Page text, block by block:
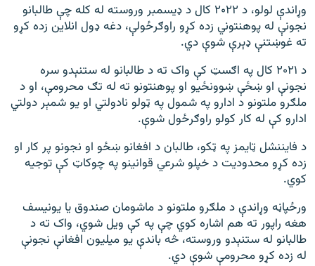
وړاندې لولو، د ۲۰۲۲ کال د ډیسمبر وروسته له کله چې طالبانو
نجونې له پوهنتوني زده کړو راوګرځولې، دغه ډول انلاین زده کړو
ته غوښتنې ډېرې شوې دي.
د ۲۰۲۱ کال په اګسټ کې واک ته د طالبانو له ستنېدو سره
نجونې او ښځې ښوونځیو او پوهنتونو ته له تګ محرومې، او د
ملګرو ملتونو د ادارو په شمول په ټولو نادولتي او یو شمېر دولتي
ادارو کې له کار کولو راوګرځول شوې.
د فایننشل ټایمز په ټکو، طالبان د افغانو ښځو او نجونو پر کار او
زده کړو محدودیت د خپلو شرعي قوانينو په چوکاټ کې توجیه
کوي.
ورځپاڼه وړاندې د ملګرو ملتونو د ماشومان صندوق یا یونیسف
هغه راپور ته هم اشاره کوي چې په کې ویل شوي، واک ته د
طالبانو له ستنېدو وروسته، څه باندې یو میلیون افغانې نجونې
له زده کړو محرومې شوې دي.